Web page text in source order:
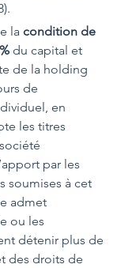
la condition de
du capital et
de la holding
de
en
les titres
par les
soumises à cet
admet
ou les
détenir plus de
des droits de